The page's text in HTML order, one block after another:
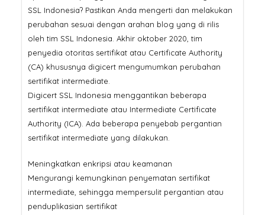
SSL Indonesia? Pastikan Anda mengerti dan melakukan
perubahan sesuai dengan arahan blog yang di rilis
oleh tim SSL Indonesia. Akhir oktober 2020, tim
penyedia otoritas sertifikat atau Certificate Authority
(CA) khususnya digicert mengumumkan perubahan
sertifikat intermediate.
Digicert SSL Indonesia menggantikan beberapa
sertifikat intermediate atau Intermediate Certificate
Authority (ICA). Ada beberapa penyebab pergantian
sertifikat intermediate yang dilakukan.
Meningkatkan enkripsi atau keamanan
Mengurangi kemungkinan penyematan sertifikat
intermediate, sehingga mempersulit pergantian atau
penduplikasian sertifikat